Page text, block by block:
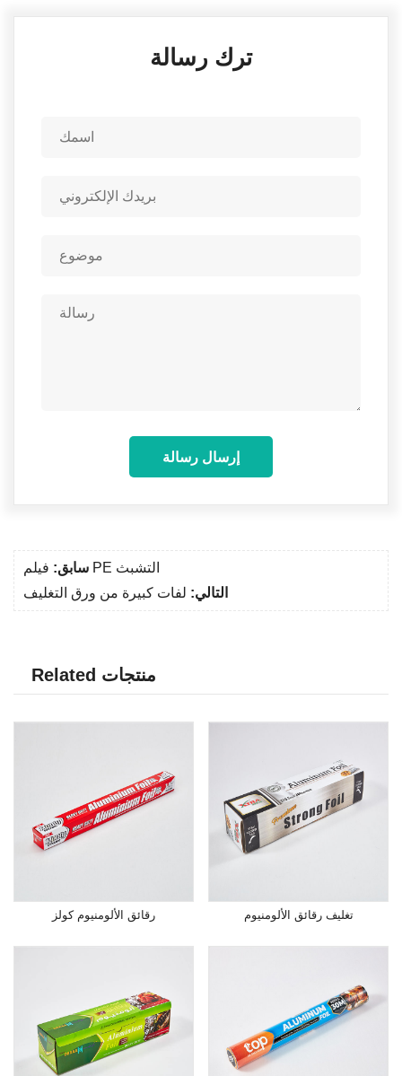
ترك رسالة
إرسال رسالة
سابق:
فيلم PE التشبث
التالي: لفات كبيرة من ورق التغليف
Related منتجات
رقائق الألومنيوم كولز تغليف رقائق الألومنيوم